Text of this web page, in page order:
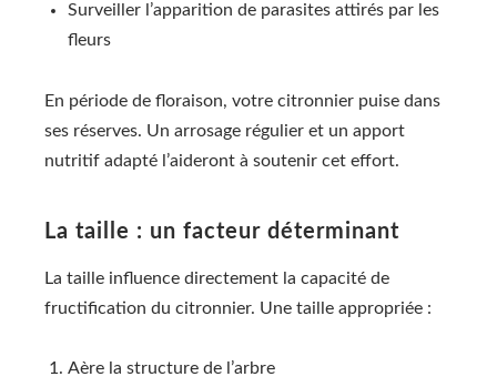
Surveiller l’apparition de parasites attirés par les
fleurs
En période de floraison, votre citronnier puise dans
ses réserves. Un arrosage régulier et un apport
nutritif adapté l’aideront à soutenir cet effort.
La taille : un facteur déterminant
La taille influence directement la capacité de
fructification du citronnier. Une taille appropriée :
Aère la structure de l’arbre